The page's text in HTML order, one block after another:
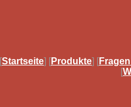
[Startseite] [Produkte] [
[